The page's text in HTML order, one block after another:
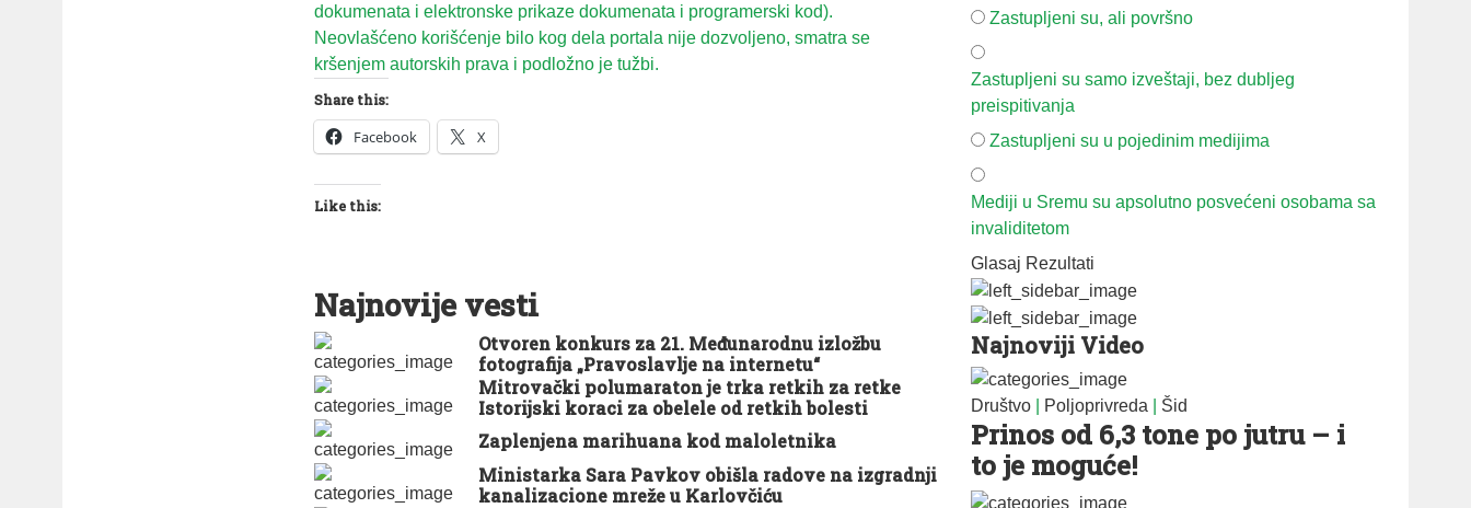
dokumenata i elektronske prikaze dokumenata i programerski kod).
Neovlašćeno korišćenje bilo kog dela portala nije dozvoljeno, smatra se
kršenjem autorskih prava i podložno je tužbi.
Share this:
Facebook X
Like this:
Najnovije vesti
Otvoren konkurs za 21. Međunarodnu izložbu
fotografija „Pravoslavlje na internetu“
Mitrovački polumaraton je trka retkih za retke
Istorijski koraci za obelele od retkih bolesti
Zaplenjena marihuana kod maloletnika
Ministarka Sara Pavkov obišla radove na izgradnji
kanalizacione mreže u Karlovčiću
Zastupljeni su, ali površno
Zastupljeni su samo izveštaji, bez dubljeg
preispitivanja
Zastupljeni su u pojedinim medijima
Mediji u Sremu su apsolutno posvećeni osobama sa
invaliditetom
Glasaj Rezultati
Najnoviji Video
Društvo Poljoprivreda Šid
Prinos od 6,3 tone po jutru – i
to je moguće!